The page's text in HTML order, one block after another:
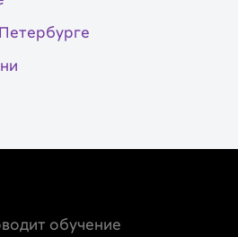
обучение